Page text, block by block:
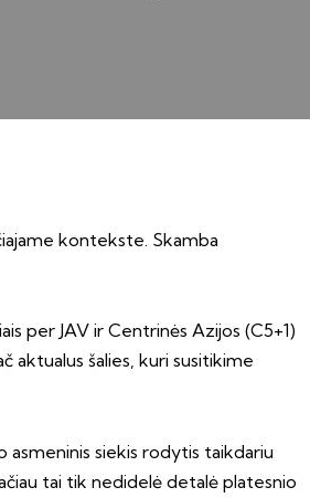
kontekste. Skamba
per JAV ir Centrinės Azijos (C5+1)
aktualus šalies, kuri susitikime
asmeninis siekis rodytis taikdariu
tai tik nedidelė detalė platesnio